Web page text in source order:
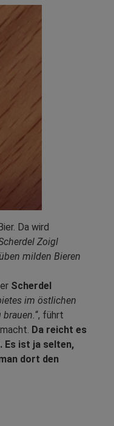
Da wird
Zoigl
milden Bieren
Scherdel
im östlichen
“, führt
Da reicht es
Es ist ja selten,
dort den